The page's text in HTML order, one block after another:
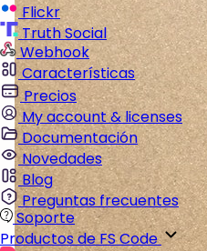
Flickr
Truth Social
Webhook
Características
Precios
My account & licenses
Documentación
Novedades
Blog
Preguntas frecuentes
Soporte
Productos de FS Code